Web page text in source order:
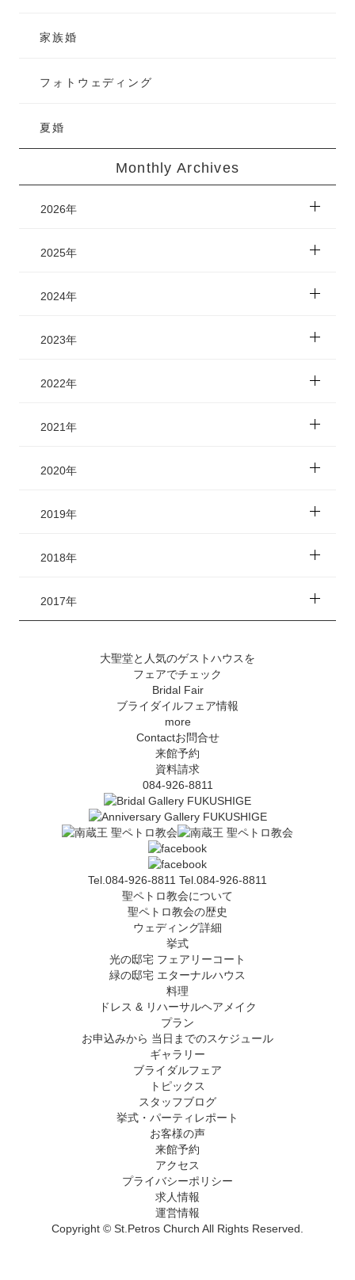
家族婚
フォトウェディング
夏婚
Monthly Archives
2026年
2025年
2024年
2023年
2022年
2021年
2020年
2019年
2018年
2017年
大聖堂と人気のゲストハウスを
フェアでチェック
Bridal Fair
ブライダイルフェア情報
more
Contactお問合せ
来館予約
資料請求
084-926-8811
Tel.084-926-8811 Tel.084-926-8811
聖ペトロ教会について
聖ペトロ教会の歴史
ウェディング詳細
挙式
光の邸宅 フェアリーコート
緑の邸宅 エターナルハウス
料理
ドレス & リハーサルヘアメイク
プラン
お申込みから 当日までのスケジュール
ギャラリー
ブライダルフェア
トピックス
スタッフブログ
挙式・パーティレポート
お客様の声
来館予約
アクセス
プライバシーポリシー
求人情報
運営情報
Copyright © St.Petros Church All Rights Reserved.